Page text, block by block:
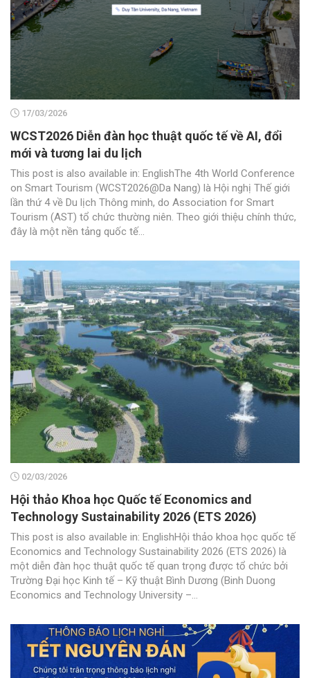
17/03/2026
WCST2026 Diễn đàn học thuật quốc tế về AI, đổi
mới và tương lai du lịch
This post is also available in: EnglishThe 4th World Conference
on Smart Tourism (WCST2026@Da Nang) là Hội nghị Thế giới
lần thứ 4 về Du lịch Thông minh, do Association for Smart
Tourism (AST) tổ chức thường niên. Theo giới thiệu chính thức,
đây là một nền tảng quốc tế...
02/03/2026
Hội thảo Khoa học Quốc tế Economics and
Technology Sustainability 2026 (ETS 2026)
This post is also available in: EnglishHội thảo khoa học quốc tế
Economics and Technology Sustainability 2026 (ETS 2026) là
một diễn đàn học thuật quốc tế quan trọng được tổ chức bởi
Trường Đại học Kinh tế – Kỹ thuật Bình Dương (Binh Duong
Economics and Technology University –...